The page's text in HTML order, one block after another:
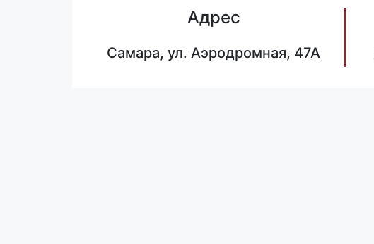
Адрес
Самара, ул. Аэродромная, 47А